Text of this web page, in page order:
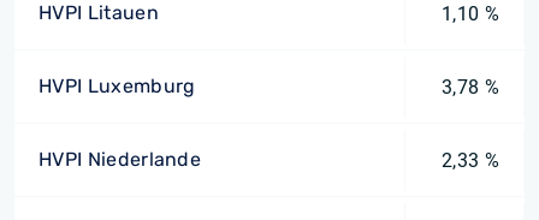
HVPI Litauen 1,10 %
HVPI Luxemburg 3,78 %
HVPI Niederlande 2,33 %